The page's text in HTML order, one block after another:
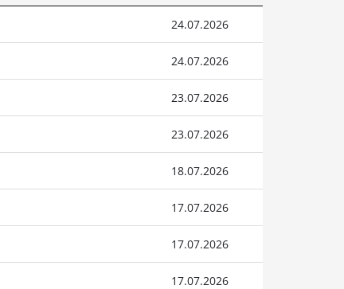
24.07.2026
24.07.2026
23.07.2026
23.07.2026
18.07.2026
17.07.2026
17.07.2026
17.07.2026